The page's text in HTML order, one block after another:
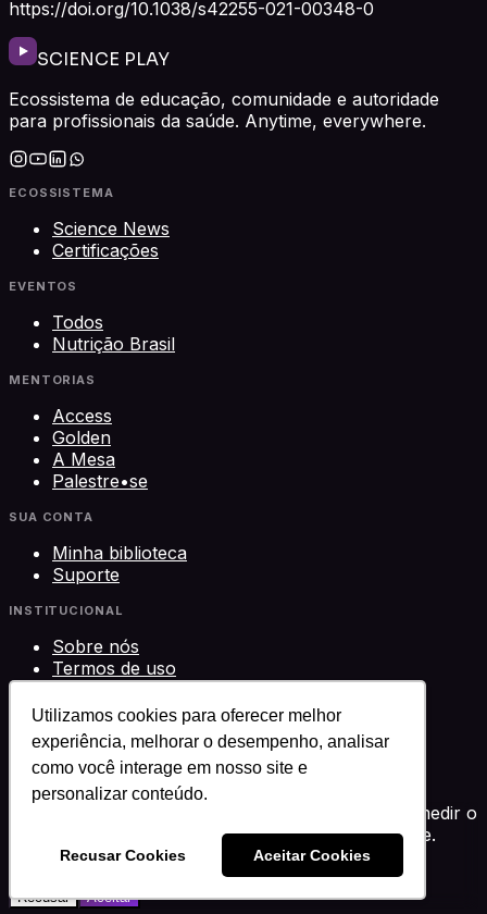
Utilizamos cookies para oferecer melhor
experiência, melhorar o desempenho, analisar
como você interage em nosso site e
personalizar conteúdo.
Recusar Cookies Aceitar Cookies
https://doi.org/10.1038/s42255-021-00348-0
SCIENCE PLAY
Ecossistema de educação, comunidade e autoridade
para profissionais da saúde. Anytime, everywhere.
ECOSSISTEMA
Science News
Certificações
EVENTOS
Todos
Nutrição Brasil
MENTORIAS
Access
Golden
A Mesa
Palestre•se
SUA CONTA
Minha biblioteca
Suporte
INSTITUCIONAL
Sobre nós
Termos de uso
Privacidade
Contato
2026Science Play Cursos LTDA · CNPJ
33.612.911/0001-29 · Brasília, DFScience Play®
Usamos cookies para melhorar sua experiência, medir o
desempenho e personalizar conteúdo. Você decide.
Política de privacidade
Recusar Aceitar